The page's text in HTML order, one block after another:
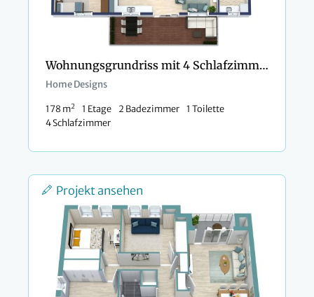
Wohnungsgrundriss mit 4 Schlafzimmern
Home Designs
178 m2 1 Etage 2 Badezimmer
1 Toilette
4 Schlafzimmer
Projekt ansehen